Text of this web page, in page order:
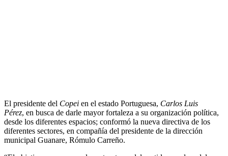
El presidente del Copei en el estado Portuguesa, Carlos Luis
Pérez, en busca de darle mayor fortaleza a su organización política,
desde los diferentes espacios; conformó la nueva directiva de los
diferentes sectores, en compañía del presidente de la dirección
municipal Guanare, Rómulo Carreño.